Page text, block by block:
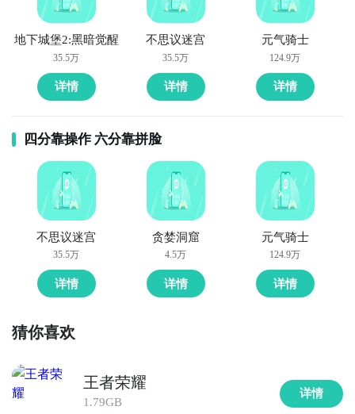
地下城堡2:黑暗觉醒
35.5万
详情
不思议迷宫
35.5万
详情
元气骑士
124.9万
详情
四分靠操作 六分靠拼脸
不思议迷宫
35.5万
详情
贪婪洞窟
4.5万
详情
元气骑士
124.9万
详情
猜你喜欢
王者荣耀
1.79GB
详情